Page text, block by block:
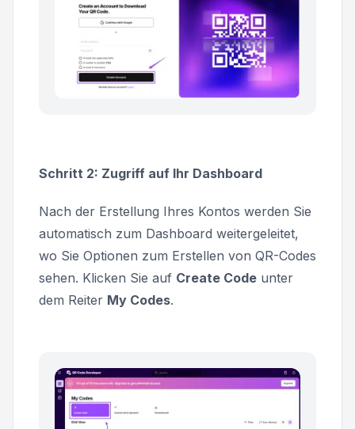
Schritt 2: Zugriff auf Ihr Dashboard
Nach der Erstellung Ihres Kontos werden Sie
automatisch zum Dashboard weitergeleitet,
wo Sie Optionen zum Erstellen von QR-Codes
sehen. Klicken Sie auf Create Code unter
dem Reiter My Codes.